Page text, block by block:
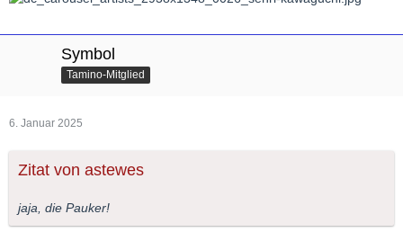
Symbol
Tamino-Mitglied
6. Januar 2025
Zitat von astewes
jaja, die Pauker!